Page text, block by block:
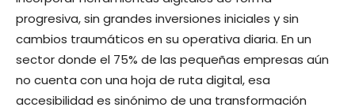
progresiva, sin grandes inversiones iniciales y sin
cambios traumáticos en su operativa diaria. En un
sector donde el 75% de las pequeñas empresas aún
no cuenta con una hoja de ruta digital, esa
accesibilidad es sinónimo de una transformación